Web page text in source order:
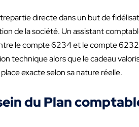
directe dans un but de
de la société. Un assistant
le compte 6234 et le compte
alors que le cadeau
exacte selon sa nature réelle.
du Plan